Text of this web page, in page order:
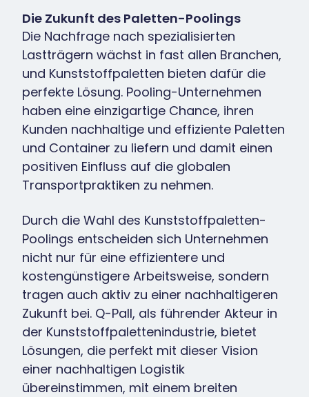
Die Zukunft des Paletten-Poolings
Die Nachfrage nach spezialisierten
Lastträgern wächst in fast allen Branchen,
und Kunststoffpaletten bieten dafür die
perfekte Lösung. Pooling-Unternehmen
haben eine einzigartige Chance, ihren
Kunden nachhaltige und effiziente Paletten
und Container zu liefern und damit einen
positiven Einfluss auf die globalen
Transportpraktiken zu nehmen.
Durch die Wahl des Kunststoffpaletten-
Poolings entscheiden sich Unternehmen
nicht nur für eine effizientere und
kostengünstigere Arbeitsweise, sondern
tragen auch aktiv zu einer nachhaltigeren
Zukunft bei. Q-Pall, als führender Akteur in
der Kunststoffpalettenindustrie, bietet
Lösungen, die perfekt mit dieser Vision
einer nachhaltigen Logistik
übereinstimmen, mit einem breiten